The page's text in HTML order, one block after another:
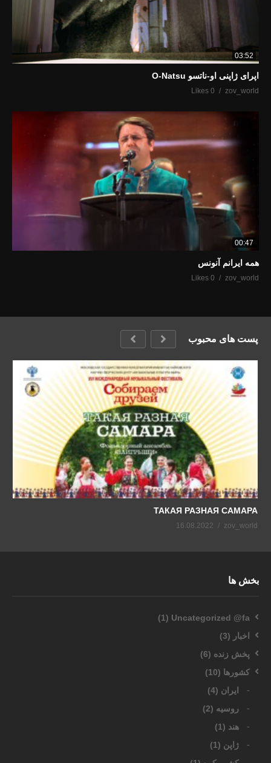
03:52
اپرای ژاپنی او-ناتسو O-Natsu
zov_world
0 Likes
00:47
همه ایرانم آنونس
zov_world
0 Likes
پست های محبوب
ТАКАЯ РАЗНАЯ САМАРА
zov_world
16.08.2022
بخش ها
Uncategorized @fa
(1)
اخبار (3)
پخش زنده (6)
کشورها (10)
ایران (4)
روسیه (2)
هند (1)
ژاپن (1)